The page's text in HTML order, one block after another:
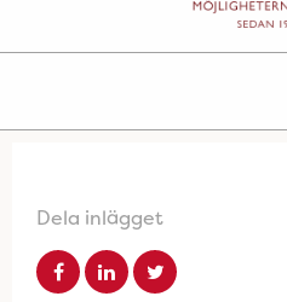
Dela inlägget